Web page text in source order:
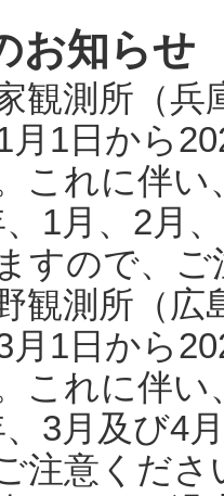
お知らせ
観測所（
月1日から
これに伴い
1月、2月
すので、
観測所（
月1日から
これに伴い
3月及び4
注意くだ